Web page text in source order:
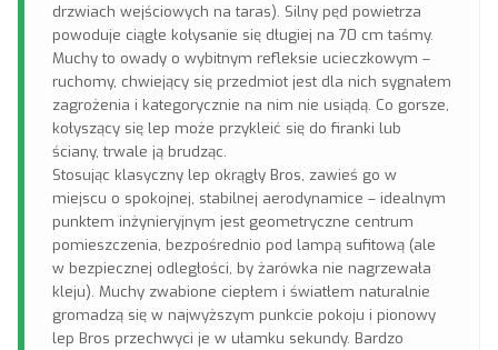
drzwiach wejściowych na taras). Silny pęd powietrza
powoduje ciągłe kołysanie się długiej na 70 cm taśmy.
Muchy to owady o wybitnym refleksie ucieczkowym –
ruchomy, chwiejący się przedmiot jest dla nich sygnałem
zagrożenia i kategorycznie na nim nie usiądą. Co gorsze,
kołyszący się lep może przykleić się do firanki lub
ściany, trwale ją brudząc.
Stosując klasyczny lep okrągły Bros, zawieś go w
miejscu o spokojnej, stabilnej aerodynamice – idealnym
punktem inżynieryjnym jest geometryczne centrum
pomieszczenia, bezpośrednio pod lampą sufitową (ale
w bezpiecznej odległości, by żarówka nie nagrzewała
kleju). Muchy zwabione ciepłem i światłem naturalnie
gromadzą się w najwyższym punkcie pokoju i pionowy
lep Bros przechwyci je w ułamku sekundy. Bardzo